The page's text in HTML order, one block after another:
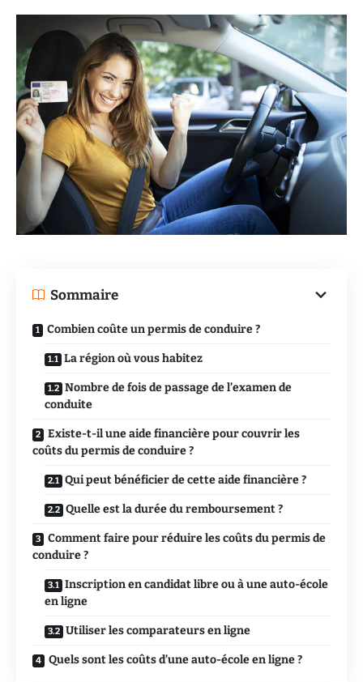
Sommaire
Combien coûte un permis de conduire ?
La région où vous habitez
Nombre de fois de passage de l’examen de
conduite
Existe-t-il une aide financière pour couvrir les
coûts du permis de conduire ?
Qui peut bénéficier de cette aide financière ?
Quelle est la durée du remboursement ?
Comment faire pour réduire les coûts du permis de
conduire ?
Inscription en candidat libre ou à une auto-école
en ligne
Utiliser les comparateurs en ligne
Quels sont les coûts d’une auto-école en ligne ?